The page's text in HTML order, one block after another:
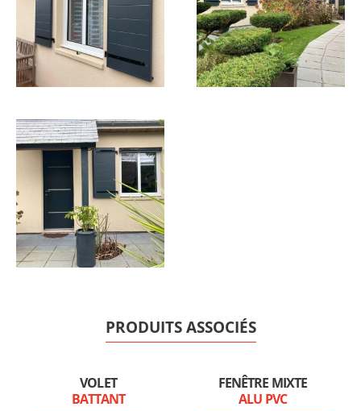
PRODUITS ASSOCIÉS
VOLET
BATTANT
FENÊTRE MIXTE
ALU PVC